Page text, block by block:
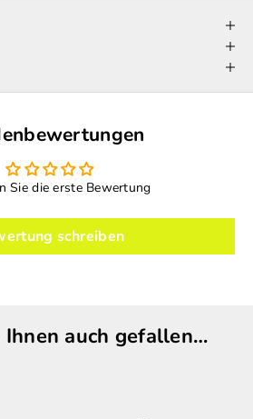
Sie die erste Bewertung
schreiben
Ihnen auch gefallen…